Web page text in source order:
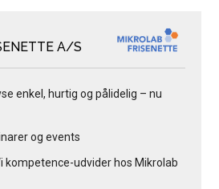
A/S
enkel, hurtig og pålidelig – nu
og events
kompetence-udvider hos Mikrolab